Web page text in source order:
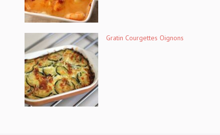
Gratin Courgettes Oignons